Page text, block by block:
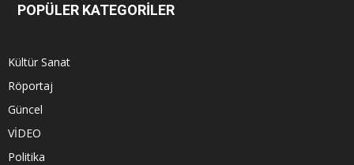
POPÜLER KATEGORİLER
Kültür Sanat
Röportaj
Güncel
VİDEO
Politika